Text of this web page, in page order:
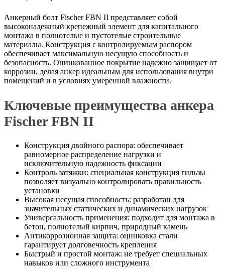
Анкерный болт Fischer FBN II представляет собой
высоконадежный крепежный элемент для капитального
монтажа в полнотелые и пустотелые строительные
материалы. Конструкция с контролируемым распором
обеспечивает максимальную несущую способность и
безопасность. Оцинкованное покрытие надежно защищает от
коррозии, делая анкер идеальным для использования внутри
помещений и в условиях умеренной влажности.
Ключевые преимущества анкера
Fischer FBN II
Конструкция двойного распора: обеспечивает
равномерное распределение нагрузки и
исключительную надежность фиксации
Контроль затяжки: специальная конструкция гильзы
позволяет визуально контролировать правильность
установки
Высокая несущая способность: разработан для
значительных статических и динамических нагрузок
Универсальность применения: подходит для монтажа в
бетон, полнотелый кирпич, природный камень
Антикоррозионная защита: оцинковка стали
гарантирует долговечность крепления
Быстрый и простой монтаж: не требует специальных
навыков или сложного инструмента